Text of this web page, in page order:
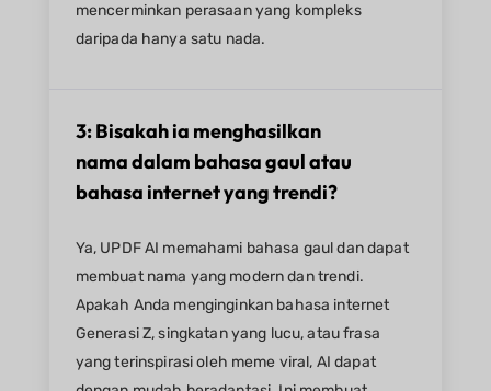
mencerminkan perasaan yang kompleks
daripada hanya satu nada.
3: Bisakah ia menghasilkan
nama dalam bahasa gaul atau
bahasa internet yang trendi?
Ya, UPDF AI memahami bahasa gaul dan dapat
membuat nama yang modern dan trendi.
Apakah Anda menginginkan bahasa internet
Generasi Z, singkatan yang lucu, atau frasa
yang terinspirasi oleh meme viral, AI dapat